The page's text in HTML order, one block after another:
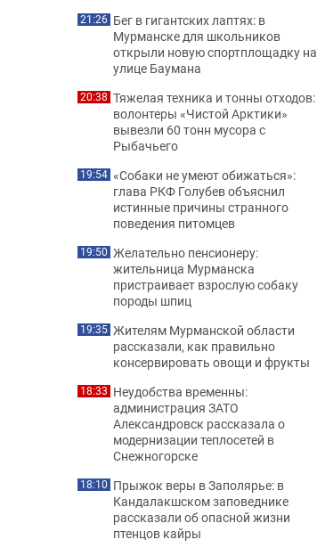
21:26 Бег в гигантских лаптях: в
Мурманске для школьников
открыли новую спортплощадку на
улице Баумана
20:38 Тяжелая техника и тонны отходов:
волонтеры «Чистой Арктики»
вывезли 60 тонн мусора с
Рыбачьего
19:54 «Собаки не умеют обижаться»:
глава РКФ Голубев объяснил
истинные причины странного
поведения питомцев
19:50 Желательно пенсионеру:
жительница Мурманска
пристраивает взрослую собаку
породы шпиц
19:35 Жителям Мурманской области
рассказали, как правильно
консервировать овощи и фрукты
18:33 Неудобства временны:
администрация ЗАТО
Александровск рассказала о
модернизации теплосетей в
Снежногорске
18:10 Прыжок веры в Заполярье: в
Кандалакшском заповеднике
рассказали об опасной жизни
птенцов кайры